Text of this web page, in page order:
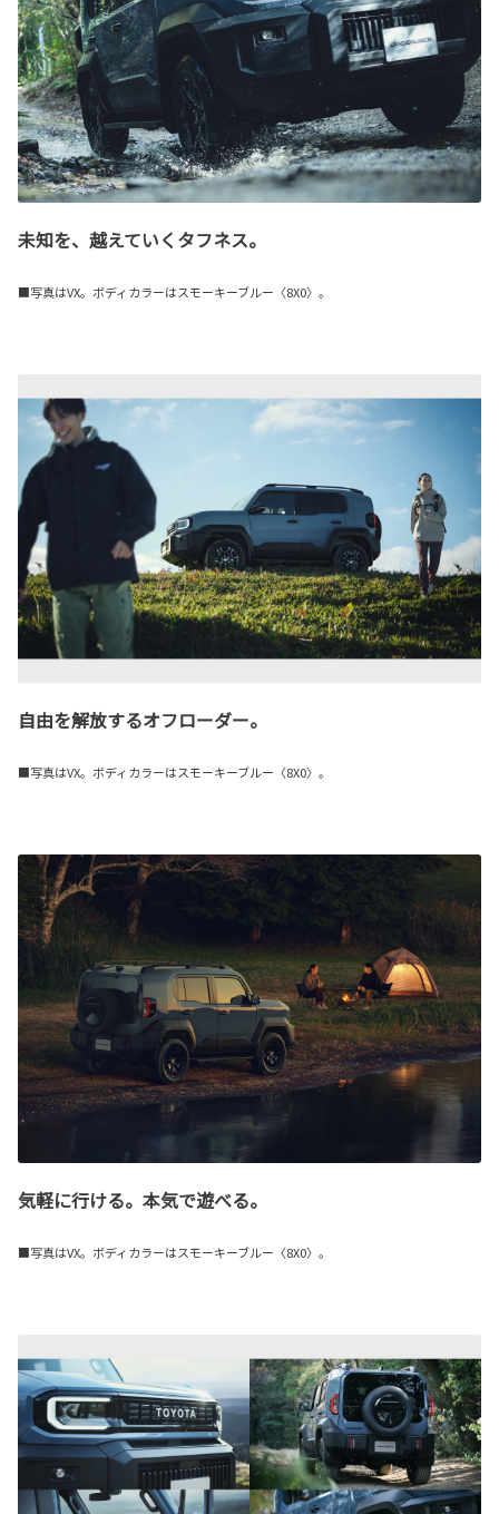
未知を、越えていくタフネス。
■写真はVX。ボディカラーはスモーキーブルー〈8X0〉。
自由を解放するオフローダー。
■写真はVX。ボディカラーはスモーキーブルー〈8X0〉。
気軽に行ける。本気で遊べる。
■写真はVX。ボディカラーはスモーキーブルー〈8X0〉。